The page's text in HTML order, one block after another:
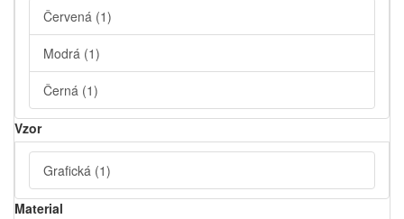
Červená (1)
Modrá (1)
Černá (1)
Vzor
Grafická (1)
Material